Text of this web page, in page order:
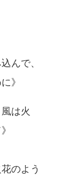
んで、
》
は火
のよう